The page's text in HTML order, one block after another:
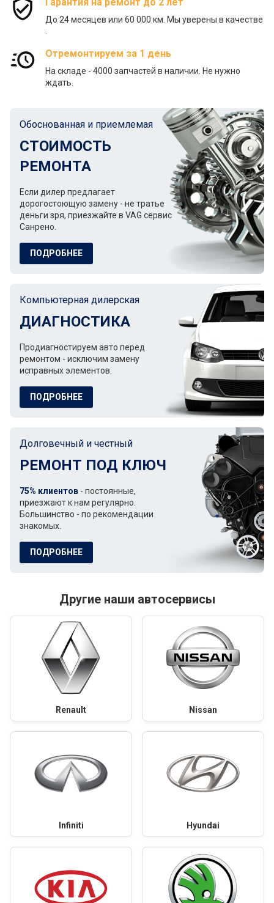
До 24 месяцев или 60 000 км. Мы уверены в качестве
Отремонтируем за 1 день
На складе - 4000 запчастей в наличии. Не нужно
ждать.
Обоснованная и приемлемая
СТОИМОСТЬ
РЕМОНТА
Если дилер предлагает
дорогостоющую замену - не тратье
деньги зря, приезжайте в VAG сервис
Санрено.
ПОДРОБНЕЕ
Компьютерная дилерская
ДИАГНОСТИКА
Продиагностируем авто перед
ремонтом - исключим замену
исправных элементов.
ПОДРОБНЕЕ
Долговечный и честный
РЕМОНТ ПОД КЛЮЧ
75% клиентов - постоянные,
приезжают к нам регулярно.
Большинство - по рекомендации
знакомых.
ПОДРОБНЕЕ
Другие наши автосервисы
Renault Nissan
Infiniti Hyundai